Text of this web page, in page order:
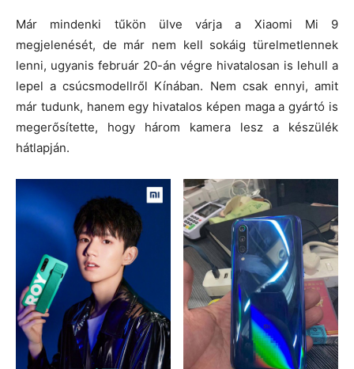
Már mindenki tűkön ülve várja a Xiaomi Mi 9
megjelenését, de már nem kell sokáig türelmetlennek
lenni, ugyanis február 20-án végre hivatalosan is lehull a
lepel a csúcsmodellről Kínában. Nem csak ennyi, amit
már tudunk, hanem egy hivatalos képen maga a gyártó is
megerősítette, hogy három kamera lesz a készülék
hátlapján.